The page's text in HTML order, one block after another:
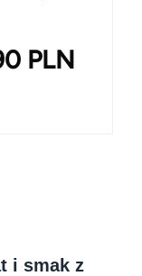
PLN
i smak z